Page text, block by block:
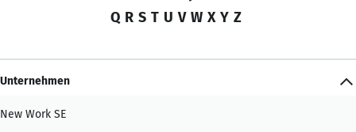
Q R S T U V W X Y Z
Unternehmen
New Work SE